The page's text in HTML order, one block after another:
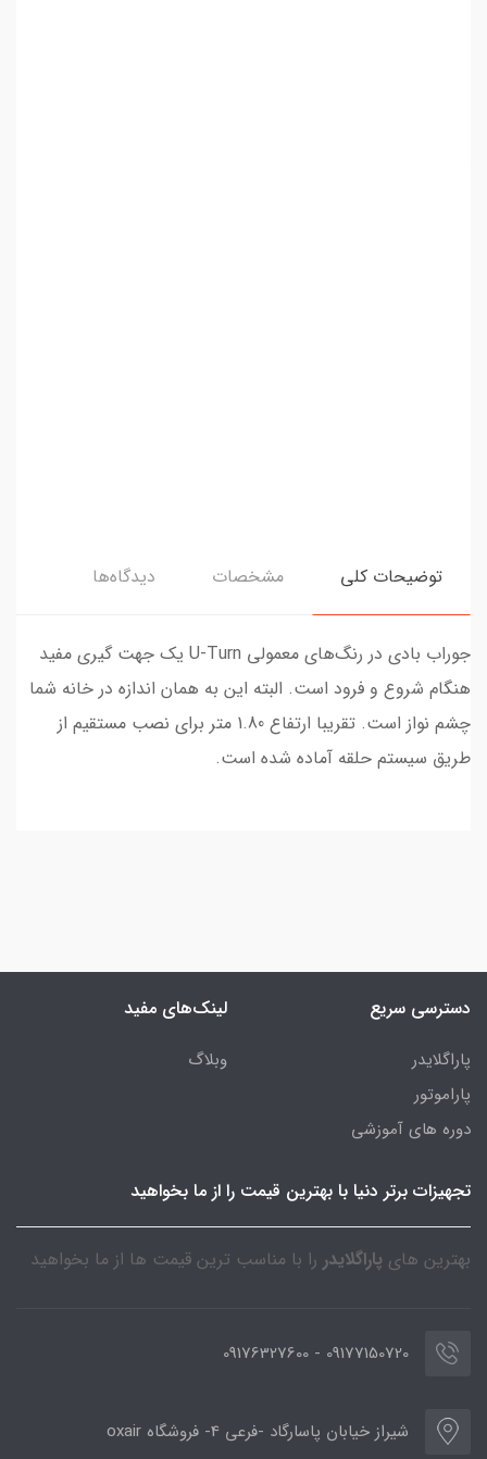
توضیحات کلی مشخصات دیدگاه‌ها
جوراب بادی در رنگ‌های معمولی U-Turn یک جهت گیری مفید
هنگام شروع و فرود است. البته این به همان اندازه در خانه شما
چشم نواز است. تقریبا ارتفاع 1.80 متر برای نصب مستقیم از
طریق سیستم حلقه آماده شده است.
دسترسی سریع
پاراگلایدر
پاراموتور
دوره های آموزشی
لینک‌های مفید
وبلاگ
تجهیزات برتر دنیا با بهترین قیمت را از ما بخواهید
بهترین های پاراگلایدر را با مناسب ترین قیمت ها از ما بخواهید
09177150720 - 09176327600
شیراز خیابان پاسارگاد -فرعی 4- فروشگاه oxair